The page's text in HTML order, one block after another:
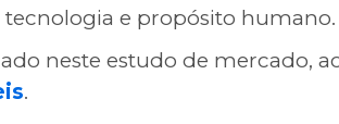
e propósito humano.
neste estudo de mercado,
.